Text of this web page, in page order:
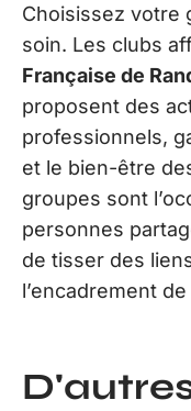
Choisissez votre
soin. Les clubs
Française de
proposent des
professionnels,
et le bien-être
groupes sont
personnes
de tisser des
l’encadrement